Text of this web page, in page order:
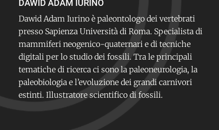
DAWID ADAM IURINO
Dawid Adam Iurino è paleontologo dei vertebrati
presso Sapienza Università di Roma. Specialista di
mammiferi neogenico-quaternari e di tecniche
digitali per lo studio dei fossili. Tra le principali
tematiche di ricerca ci sono la paleoneurologia, la
paleobiologia e l’evoluzione dei grandi carnivori
estinti. Illustratore scientifico di fossili.